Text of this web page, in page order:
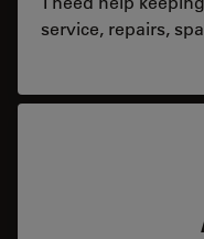
service, repairs,